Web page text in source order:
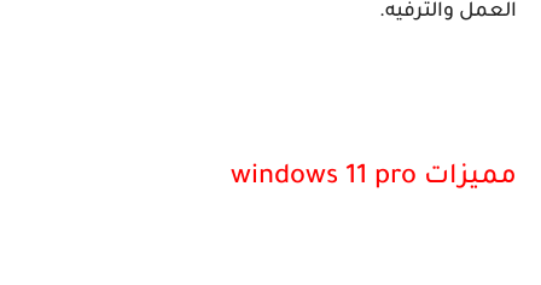
العمل والترفيه.
مميزات windows 11 pro